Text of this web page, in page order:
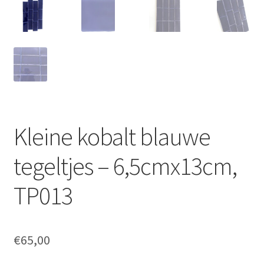
Kleine kobalt blauwe
tegeltjes – 6,5cmx13cm,
TP013
€65,00